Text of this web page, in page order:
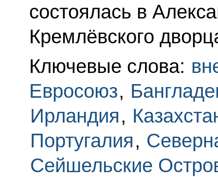
состоялась в
Кремлёвского
Ключевые слова:
Евросоюз,
Ирландия,
Португалия,
Сейшельские